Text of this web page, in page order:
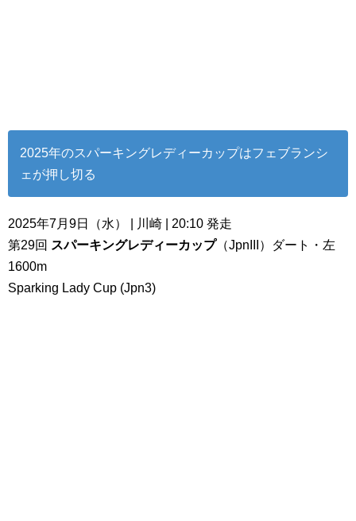
2025年のスパーキングレディーカップはフェブランシ
ェが押し切る
2025年7月9日（水） | 川崎 | 20:10 発走
第29回 スパーキングレディーカップ（JpnIII）ダート・左
1600m
Sparking Lady Cup (Jpn3)